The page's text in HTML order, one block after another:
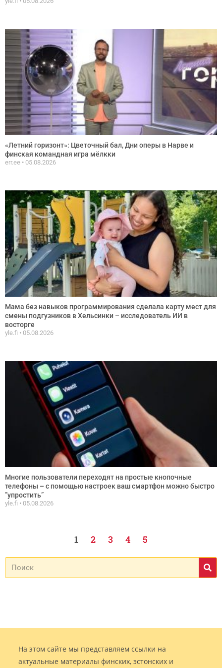
«Летний горизонт»: Цветочный бал, Дни оперы в Нарве и
финская командная игра мёлкки
err.ee 05.08.2026
Мама без навыков программирования сделала карту мест для
смены подгузников в Хельсинки – исследователь ИИ в
восторге
yle.fi 05.08.2026
Многие пользователи переходят на простые кнопочные
телефоны – с помощью настроек ваш смартфон можно быстро
”упростить”
yle.fi 05.08.2026
1 2 3 4 5
На этом сайте мы представляем ссылки на
актуальные материалы финских, эстонских и